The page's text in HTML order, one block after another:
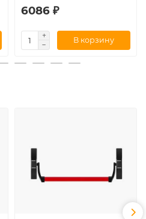
6086 ₽
В корзину